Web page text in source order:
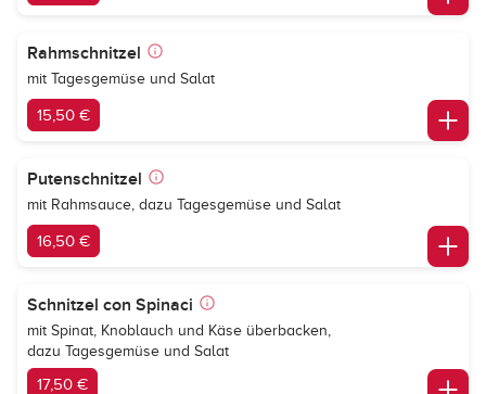
Rahmschnitzel
mit Tagesgemüse und Salat
15,50 €
Putenschnitzel
mit Rahmsauce, dazu Tagesgemüse und Salat
16,50 €
Schnitzel con Spinaci
mit Spinat, Knoblauch und Käse überbacken,
dazu Tagesgemüse und Salat
17,50 €